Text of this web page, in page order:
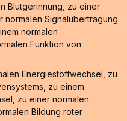
Blutgerinnung, zu einer
normalen Signalübertragung
normalen
Funktion von
Energiestoffwechsel, zu
zu einem
zu einer normalen
Bildung roter